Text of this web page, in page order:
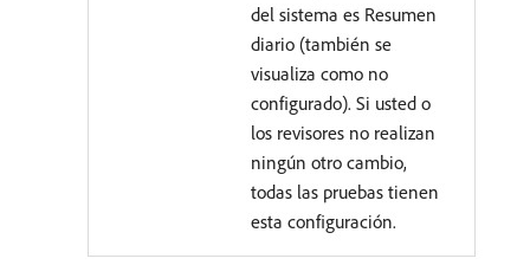
del sistema es Resumen
diario (también se
visualiza como no
configurado). Si usted o
los revisores no realizan
ningún otro cambio,
todas las pruebas tienen
esta configuración.